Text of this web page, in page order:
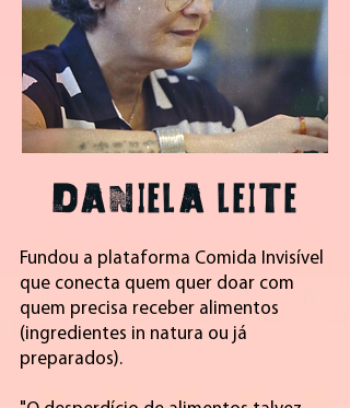
DANIELA LEITE
Fundou a plataforma Comida Invisível
que conecta quem quer doar com
quem precisa receber alimentos
(ingredientes in natura ou já
preparados).